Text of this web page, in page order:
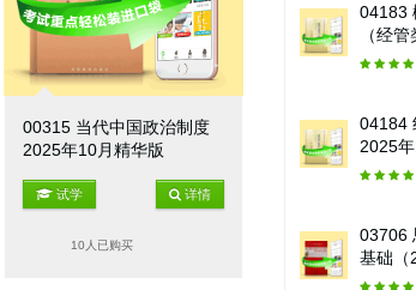
00315 当代中国政治制度
2025年10月精华版
试学 详情
10人已购买
04183
（经
04184
2025
03706
基础（